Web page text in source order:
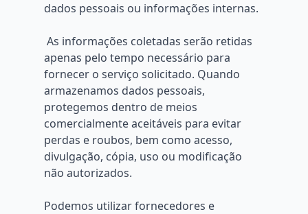
dados pessoais ou informações internas.
As informações coletadas serão retidas
apenas pelo tempo necessário para
fornecer o serviço solicitado. Quando
armazenamos dados pessoais,
protegemos dentro de meios
comercialmente aceitáveis ​​para evitar
perdas e roubos, bem como acesso,
divulgação, cópia, uso ou modificação
não autorizados.
Podemos utilizar fornecedores e